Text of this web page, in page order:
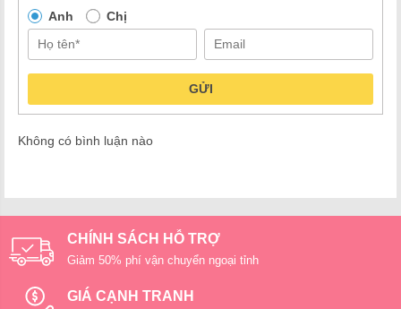
Anh Chị
GỬI
Không có bình luận nào
CHÍNH SÁCH HỖ TRỢ
Giảm 50% phí vận chuyển ngoại tỉnh
GIÁ CẠNH TRANH